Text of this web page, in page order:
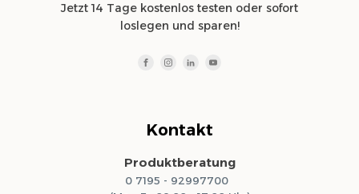
Jetzt 14 Tage kostenlos testen oder sofort
loslegen und sparen!
Kontakt
Produktberatung
0 7195 - 92997700